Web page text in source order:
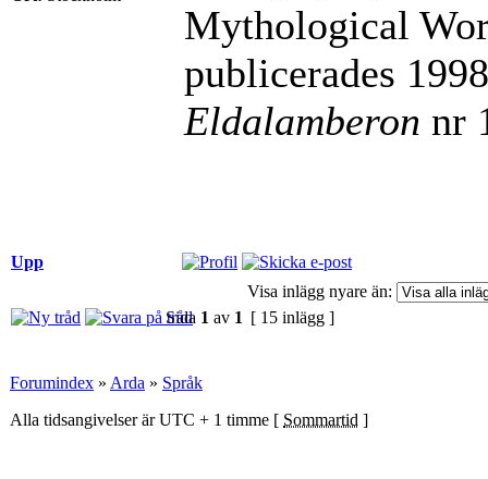
Mythological
publicerades
Eldalamberon nr
Upp
Visa inlägg nyare än:
Sida 1 av 1 [ 15 inlägg ]
Forumindex » Arda » Språk
Alla tidsangivelser är UTC + 1 timme [ Sommartid ]